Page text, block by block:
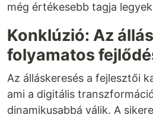
még értékesebb tagja
Konklúzió: Az
folyamatos
Az álláskeresés a fejlesztői
ami a digitális
dinamikusabbá válik. A